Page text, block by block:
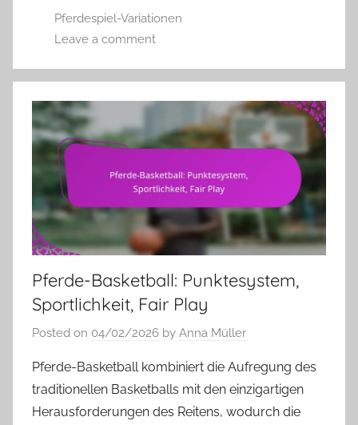
Pferdespiel-Variationen
Leave a comment
Pferde-Basketball: Punktesystem,
Sportlichkeit, Fair Play
Posted on 04/02/2026 by Anna Müller
Pferde-Basketball kombiniert die Aufregung des
traditionellen Basketballs mit den einzigartigen
Herausforderungen des Reitens, wodurch die